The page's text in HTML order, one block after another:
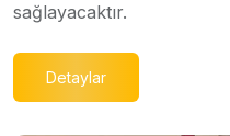
sağlayacaktır.
Detaylar